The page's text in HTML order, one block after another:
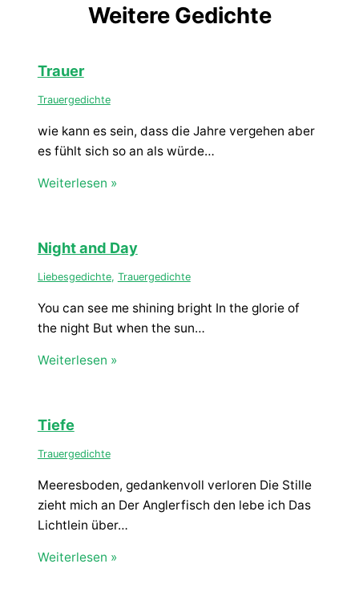
Weitere Gedichte
Trauer
Trauergedichte
wie kann es sein, dass die Jahre vergehen aber
es fühlt sich so an als würde…
Weiterlesen »
Night and Day
Liebesgedichte, Trauergedichte
You can see me shining bright In the glorie of
the night But when the sun…
Weiterlesen »
Tiefe
Trauergedichte
Meeresboden, gedankenvoll verloren Die Stille
zieht mich an Der Anglerfisch den lebe ich Das
Lichtlein über…
Weiterlesen »